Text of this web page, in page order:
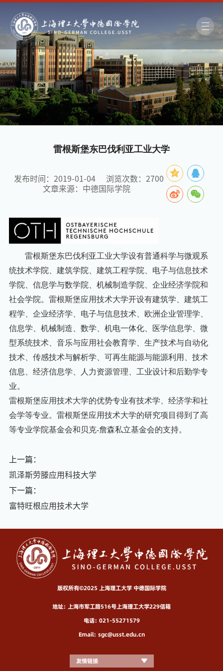
雷根斯堡东巴伐利亚工业大学
发布时间：2019-01-04 浏览次数： 2700
文章来源：中德国际学院
雷根斯堡东巴伐利亚工业大学设有普通科学与微观系
统技术学院、建筑学院、建筑工程学院、电子与信息技术
学院、信息学与数学院、机械制造学院、企业经济学院和
社会学院。雷根斯堡应用技术大学开设有建筑学、建筑工
程学、企业经济学、电子与信息技术、欧洲企业管理学、
信息学、机械制造、数学、机电一体化、医学信息学、微
型系统技术、音乐与应用社会教育学、生产技术与自动化
技术、传感技术与解析学、可再生能源与能源利用、技术
信息、经济信息学、人力资源管理、工业设计和后勤学专
业。
雷根斯堡应用技术大学的优势专业有技术学、经济学和社
会学等专业。雷根斯堡应用技术大学的研究项目得到了高
等专业学院基金会和贝克-詹森私立基金会的支持。
上一篇：
凯泽斯劳滕应用科技大学
下一篇：
富特旺根应用技术大学
版权所有©2025 上海理工大学 中德国际学院
地址：上海市军工路516号上海理工大学229信箱
电话：021-55271579
Email：sgc@usst.edu.cn
友情链接